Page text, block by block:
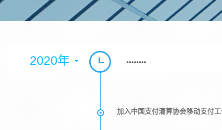
2020年 ••••••••
加入中国支付清算协会移动支付